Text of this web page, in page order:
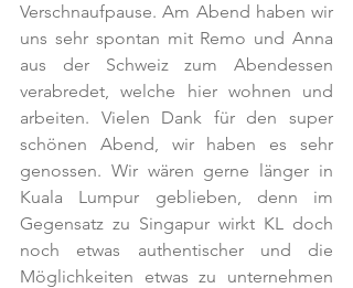
Verschnaufpause. Am Abend haben wir
uns sehr spontan mit Remo und Anna
aus der Schweiz zum Abendessen
verabredet, welche hier wohnen und
arbeiten. Vielen Dank für den super
schönen Abend, wir haben es sehr
genossen. Wir wären gerne länger in
Kuala Lumpur geblieben, denn im
Gegensatz zu Singapur wirkt KL doch
noch etwas authentischer und die
Möglichkeiten etwas zu unternehmen